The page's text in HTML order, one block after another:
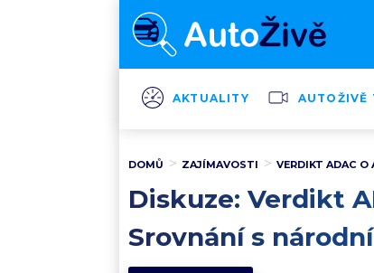
AKTUALITY AUTOŽIVĚ
DOMŮ ZAJÍMAVOSTI VERDIKT ADAC O
Diskuze: Verdikt
Srovnání s